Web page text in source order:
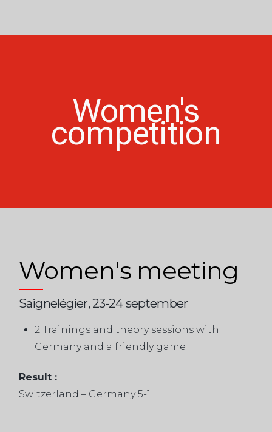
Women's
competition
Women's meeting
Saignelégier, 23-24 september
2 Trainings and theory sessions with
Germany and a friendly game
Result :
Switzerland – Germany 5-1